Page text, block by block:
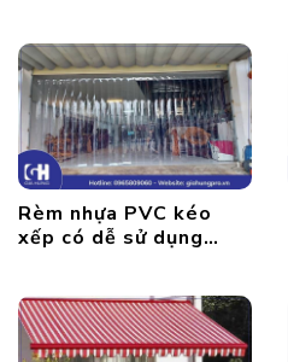
Rèm nhựa PVC kéo
xếp có dễ sử dụng